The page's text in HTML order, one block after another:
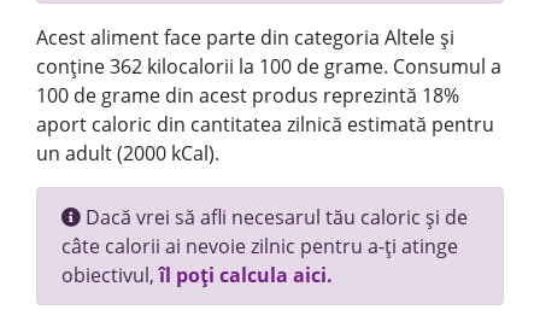
Acest aliment face parte din categoria Altele și
conține 362 kilocalorii la 100 de grame. Consumul a
100 de grame din acest produs reprezintă 18%
aport caloric din cantitatea zilnică estimată pentru
un adult (2000 kCal).
Dacă vrei să afli necesarul tău caloric și de
câte calorii ai nevoie zilnic pentru a-ți atinge
obiectivul,îl poți calcula aici.